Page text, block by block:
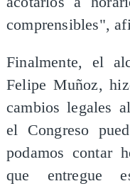
comprensibles",
Finalmente, el
Felipe Muñoz,
cambios legales
el Congreso
podamos contar
que entregue